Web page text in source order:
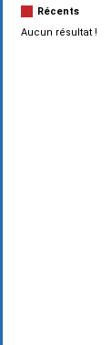
Récents
Aucun résultat !